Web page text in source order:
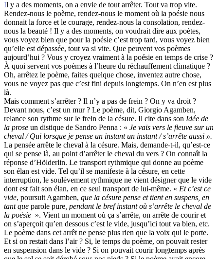
Il y a des moments, on a envie de tout arrêter. Tout va trop vite.
Rendez-nous le poème, rendez-nous le moment où la poésie nous
donnait la force et le courage, rendez-nous la consolation, rendez-
nous la beauté ! Il y a des moments, on voudrait dire aux poètes,
vous voyez bien que pour la poésie c’est trop tard, vous voyez bien
qu’elle est dépassée, tout va si vite. Que peuvent vos poèmes
aujourd’hui ? Vous y croyez vraiment à la poésie en temps de crise ?
À quoi servent vos poèmes à l’heure du réchauffement climatique ?
Oh, arrêtez le poème, faites quelque chose, inventez autre chose,
vous ne voyez pas que c’est fini depuis longtemps. On n’en est plus
là.
Mais comment s’arrêter ? Il n’y a pas de frein ? On y va droit ?
Devant nous, c’est un mur ? Le poème, dit, Giorgio Agamben,
relance son rythme sur le frein de la césure. Il cite dans son Idée de
la prose un distique de Sandro Penna : « Je vais vers le fleuve sur un
cheval / Qui lorsque je pense un instant un instant / s’arrête aussi ».
La pensée arrête le cheval à la césure. Mais, demande-t-il, qu’est-ce
qui se pense là, au point d’arrêter le cheval du vers ? On connaît la
réponse d’Hölderlin. Le transport rythmique qui donne au poème
son élan est vide. Tel qu’il se manifeste à la césure, en cette
interruption, le soulèvement rythmique ne vient désigner que le vide
dont est fait son élan, en ce seul transport de lui-même. « Et c’est ce
vide, poursuit Agamben, que la césure pense et tient en suspens, en
tant que parole pure, pendant le bref instant où s’arrête le cheval de
la poésie ». Vient un moment où ça s’arrête, on arrête de courir et
on s’aperçoit qu’en dessous c’est le vide, jusqu’ici tout va bien, etc.
Le poème dans cet arrêt ne pense plus rien que la voix qui le porte.
Et si on restait dans l’air ? Si, le temps du poème, on pouvait rester
en suspension dans le vide ? Si on pouvait courir longtemps après